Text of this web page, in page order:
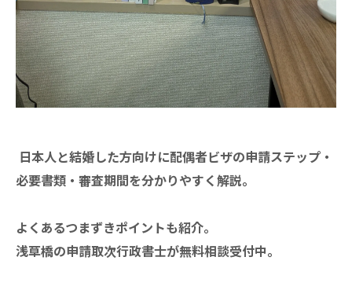
日本人と結婚した方向けに配偶者ビザの申請ステップ・
必要書類・審査期間を分かりやすく解説。
よくあるつまずきポイントも紹介。
浅草橋の申請取次行政書士が無料相談受付中。